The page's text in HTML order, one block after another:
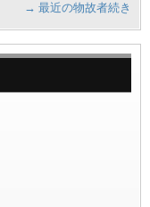
→ 最近の物故者続き